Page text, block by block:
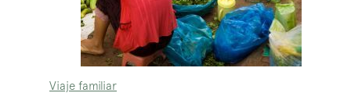
Viaje familiar